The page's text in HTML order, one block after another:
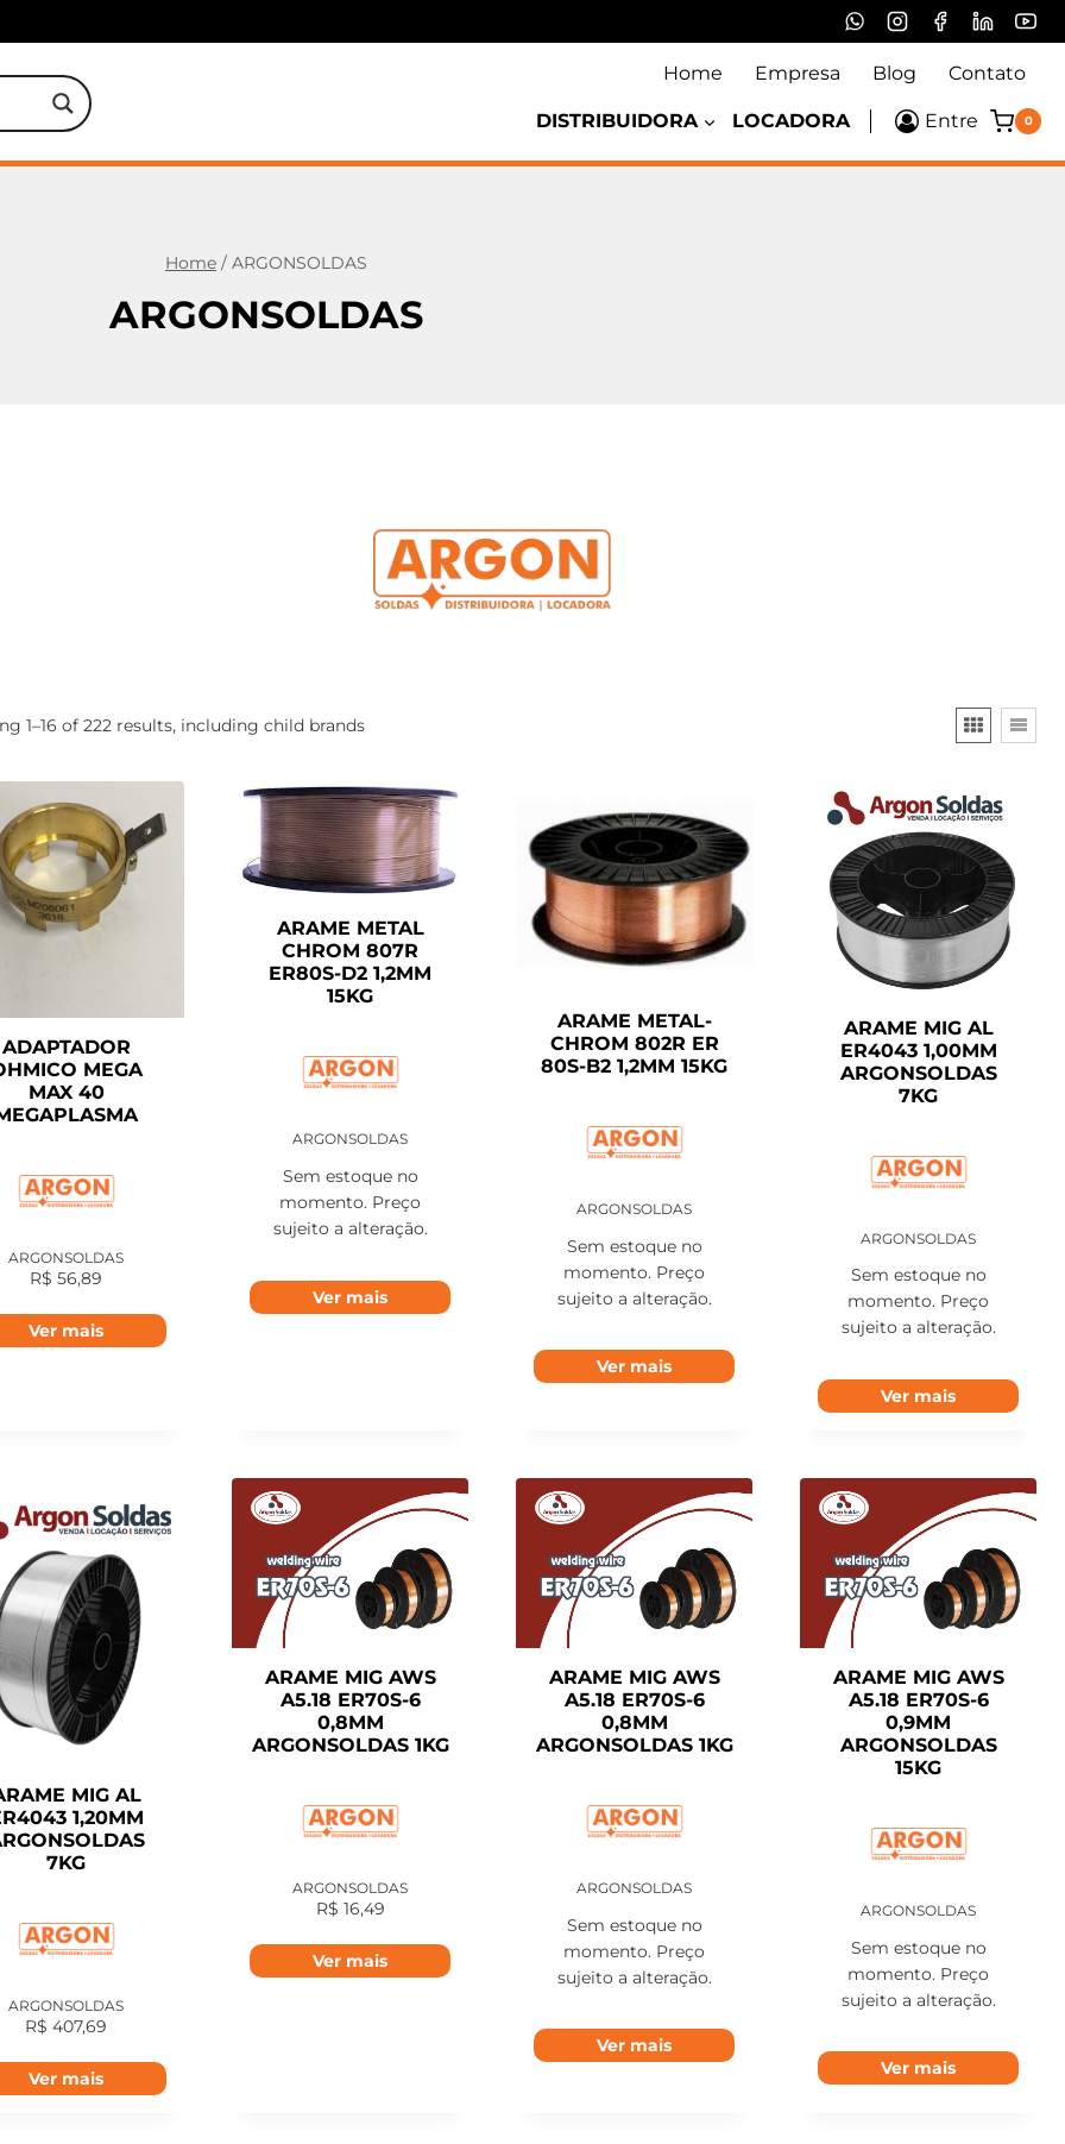
Home Empresa Blog Contato
DISTRIBUIDORA LOCADORA Entre 0
Home / ARGONSOLDAS
ARGONSOLDAS
1–16 of 222 results, including child brands
ADAPTADOR
MEGA
MAX 40
ARGONSOLDAS
R$ 56,89
Ver mais
ARAME METAL
CHROM 807R
ER80S-D2 1,2MM
15KG
ARGONSOLDAS
Sem estoque no
momento. Preço
sujeito a alteração.
Ver mais
ARAME METAL-
CHROM 802R ER
80S-B2 1,2MM 15KG
ARGONSOLDAS
Sem estoque no
momento. Preço
sujeito a alteração.
Ver mais
ARAME MIG AL
ER4043 1,00MM
ARGONSOLDAS
7KG
ARGONSOLDAS
Sem estoque no
momento. Preço
sujeito a alteração.
Ver mais
MIG AL
1,20MM
7KG
ARGONSOLDAS
R$ 407,69
Ver mais
ARAME MIG AWS
A5.18 ER70S-6
0,8MM
ARGONSOLDAS 1KG
ARGONSOLDAS
R$ 16,49
Ver mais
ARAME MIG AWS
A5.18 ER70S-6
0,8MM
ARGONSOLDAS 1KG
ARGONSOLDAS
Sem estoque no
momento. Preço
sujeito a alteração.
Ver mais
ARAME MIG AWS
A5.18 ER70S-6
0,9MM
ARGONSOLDAS
15KG
ARGONSOLDAS
Sem estoque no
momento. Preço
sujeito a alteração.
Ver mais